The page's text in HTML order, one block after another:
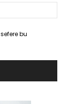
bu